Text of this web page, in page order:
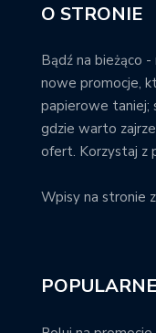
O STRONIE
Bądź na bieżąco -
nowe promocje,
papierowe taniej;
gdzie warto
ofert. Korzystaj z
Wpisy na stronie